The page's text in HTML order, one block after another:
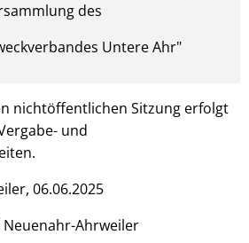
des
Untere Ahr"
nichtöffentlichen Sitzung erfolgt
und
06.06.2025
Ahrweiler